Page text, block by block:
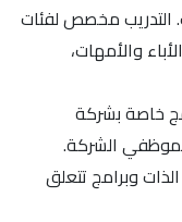
التدريب مخصص لفئات
والأمهات،
برامج خاصة بشركة
لموظفي الشركة.
وبرامج تتعلق